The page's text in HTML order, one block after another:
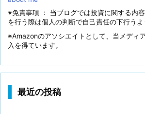
※免責事項 ： 当ブログでは投資に関する内
を行う際は個人の判断で自己責任の下行うよ
※Amazonのアソシエイトとして、当メディ
入を得ています。
最近の投稿